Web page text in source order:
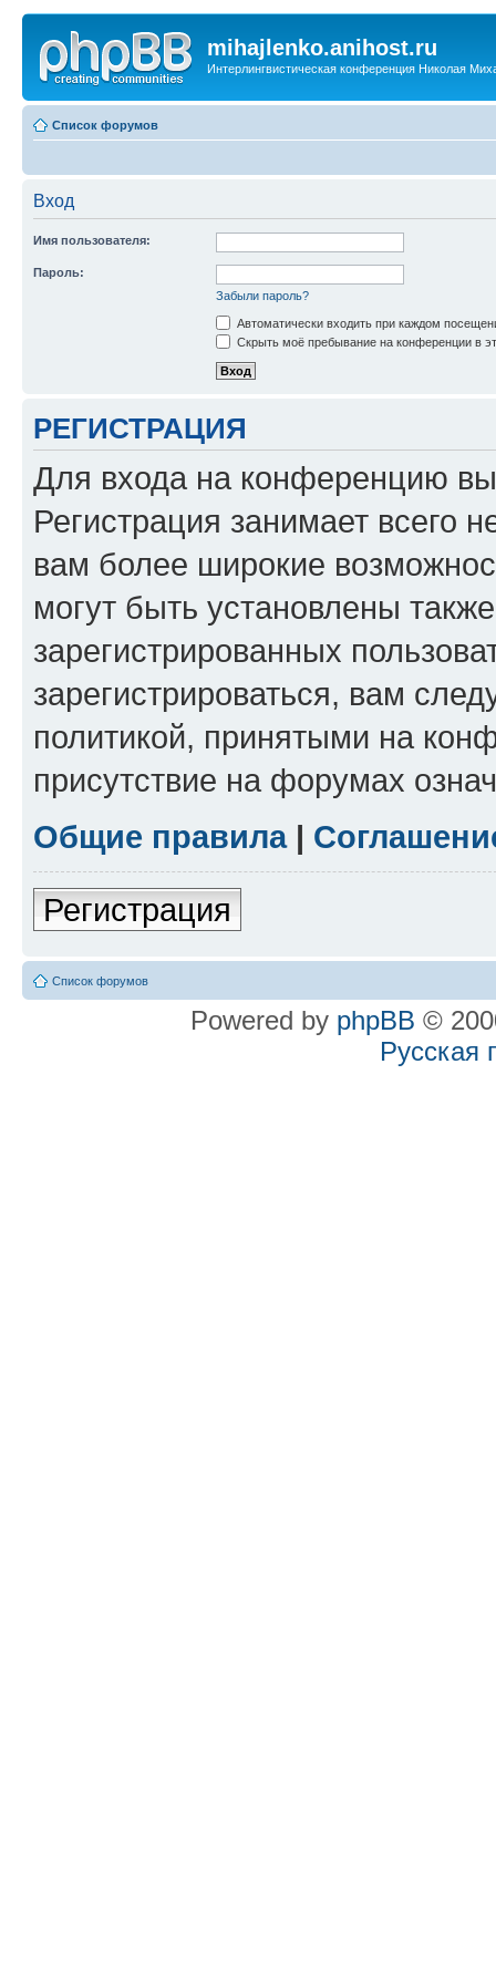
mihajlenko.anihost.ru
Интерлингвистическая конференция Николая
Список форумов
Вход
Имя пользователя:
Пароль:
Забыли пароль?
Автоматически входить при каждом
Скрыть моё пребывание на конференции в
РЕГИСТРАЦИЯ
Для входа на конференцию
Регистрация занимает всего
вам более широкие
могут быть установлены
зарегистрированных
зарегистрироваться, вам
политикой, принятыми на
присутствие на форумах
Общие правила|
Регистрация
Список форумов
Powered by phpBB ©
Русская